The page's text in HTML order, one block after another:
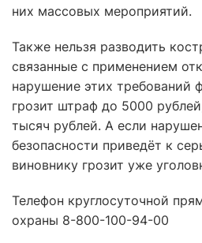
них массовых мероприятий.
Также нельзя разводить
связанные с применением
нарушение этих требований
грозит штраф до 5000
тысяч рублей. А если
безопасности приведёт к
виновнику грозит уже
Телефон круглосуточной
охраны 8-800-100-94-00